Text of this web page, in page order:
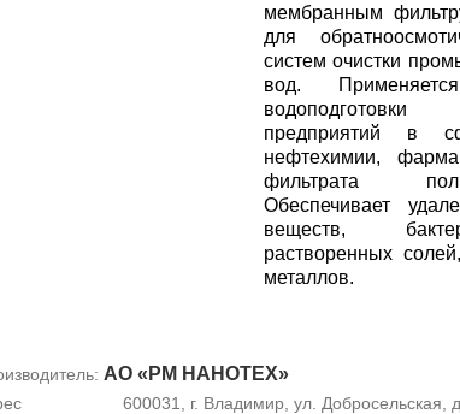
мембранным
для
систем очистки
вод.
предприятий в
нефтехимии,
фильтрата
Обеспечивает
веществ,
растворенных
металлов.
АО «РМ НАНОТЕХ»
600031, г. Владимир, ул. Добросельская,